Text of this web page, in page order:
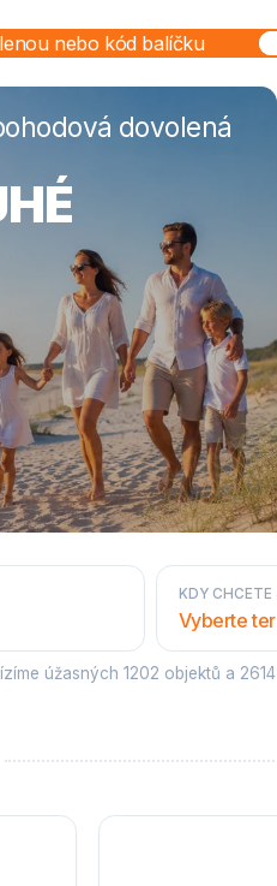
dovolená
KDY CHCETE
Vyberte
úžasných 1202 objektů a